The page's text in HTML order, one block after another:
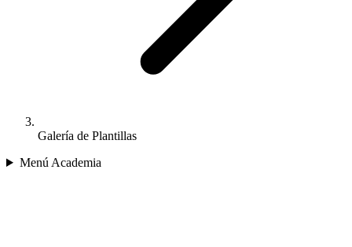
Galería de Plantillas
Menú Academia